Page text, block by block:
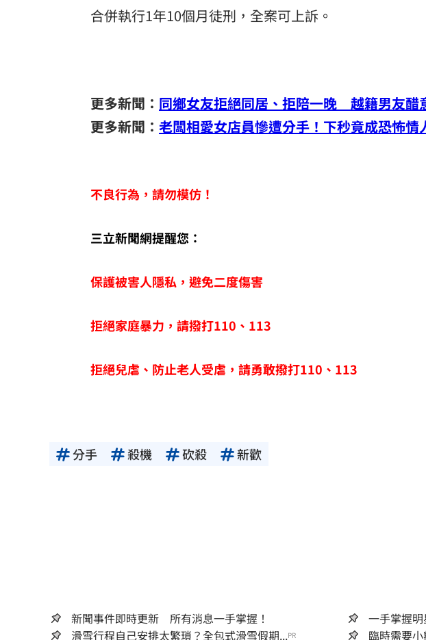
合併執行1年10個月徒刑，全案可上訴。
更多新聞： 同鄉女友拒絕同居、拒陪一晚 越籍男友醋
更多新聞： 老闆相愛女店員慘遭分手！下秒竟成恐怖
不良行為，請勿模仿！
三立新聞網提醒您：
保護被害人隱私，避免二度傷害
拒絕家庭暴力，請撥打110、113
拒絕兒虐、防止老人受虐，請勇敢撥打110、113
分手 殺機 砍殺 新歡
新聞事件即時更新 所有消息一手掌握！
滑雪行程自己安排太繁瑣？全包式滑雪假期...PR 臨時需要